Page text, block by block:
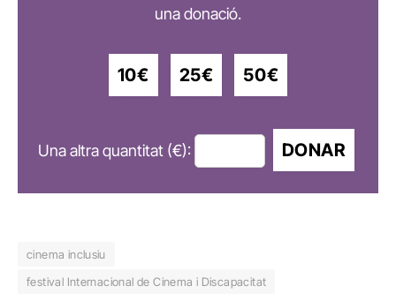
una donació.
10€ 25€ 50€
Una altra quantitat (€): DONAR
cinema inclusiu
festival Internacional de Cinema i Discapacitat